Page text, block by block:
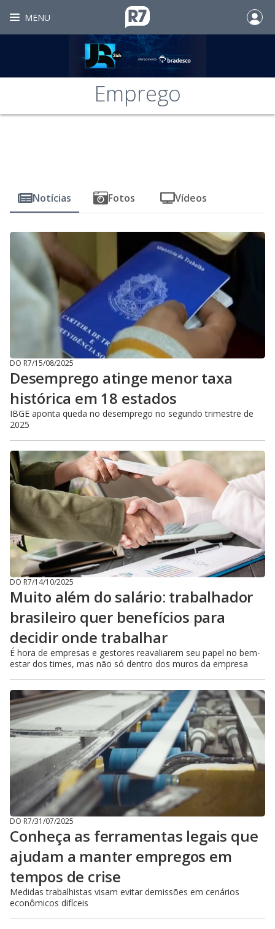
MENU
Emprego
Notícias Fotos Vídeos
DO R7/15/08/2025
Desemprego atinge menor taxa
histórica em 18 estados
IBGE aponta queda no desemprego no segundo trimestre de
2025
DO R7/14/10/2025
Muito além do salário: trabalhador
brasileiro quer benefícios para
decidir onde trabalhar
É hora de empresas e gestores reavaliarem seu papel no bem-
estar dos times, mas não só dentro dos muros da empresa
DO R7/31/07/2025
Conheça as ferramentas legais que
ajudam a manter empregos em
tempos de crise
Medidas trabalhistas visam evitar demissões em cenários
econômicos difíceis